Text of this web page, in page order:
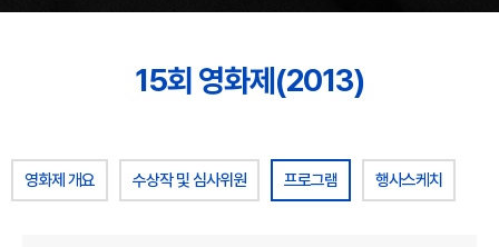
15회 영화제(2013)
영화제 개요 수상작 및 심사위원 프로그램 행사스케치